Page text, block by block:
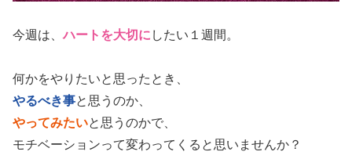
今週は、ハートを大切に したい１週間。
何かをやりたいと思ったとき、
やるべき事と思うのか、
やってみたいと思うのかで、
モチベーションって変わってくると思いませんか？